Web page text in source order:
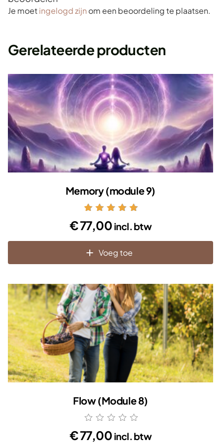
Je moetingelogd zijn om een beoordeling te plaatsen.
Gerelateerde producten
Memory (module 9)
5.00
uit 5
€77,00 incl. btw
Voeg toe
Flow (Module 8)
€77,00 incl. btw